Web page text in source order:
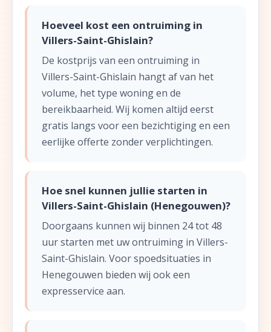
Hoeveel kost een ontruiming in
Villers-Saint-Ghislain?
De kostprijs van een ontruiming in
Villers-Saint-Ghislain hangt af van het
volume, het type woning en de
bereikbaarheid. Wij komen altijd eerst
gratis langs voor een bezichtiging en een
eerlijke offerte zonder verplichtingen.
Hoe snel kunnen jullie starten in
Villers-Saint-Ghislain (Henegouwen)?
Doorgaans kunnen wij binnen 24 tot 48
uur starten met uw ontruiming in Villers-
Saint-Ghislain. Voor spoedsituaties in
Henegouwen bieden wij ook een
expresservice aan.